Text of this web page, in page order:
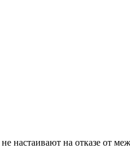
на отказе от